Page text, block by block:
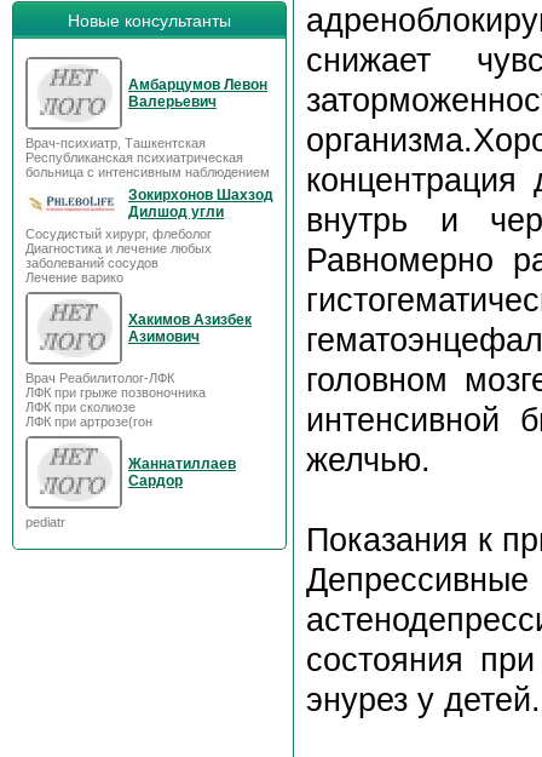
Новые консультанты
Амбарцумов Левон
Валерьевич
Врач-психиатр, Ташкентская
Республиканская психиатрическая
больница с интенсивным наблюдением
Зокирхонов Шахзод
Дилшод угли
Сосудистый хирург, флеболог
Диагностика и лечение любых
заболеваний сосудов
Лечение варико
Хакимов Азизбек
Азимович
Врач Реабилитолог-ЛФК
ЛФК при грыже позвоночника
ЛФК при сколиозе
ЛФК при артрозе(гон
Жаннатиллаев
Сардор
pediatr
снижает
концентрация
внутрь и
Равномерно
головном
интенсивной
желчью.
Показания к
состояния
энурез у детей.